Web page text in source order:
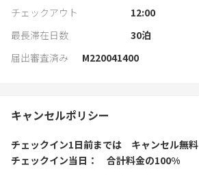
チェックアウト
12:00
最長滞在日数
30泊
届出審査済み
M220041400
キャンセルポリシー
チェックイン1日前までは
キャンセル無料
チェックイン当日
合計料金の100%